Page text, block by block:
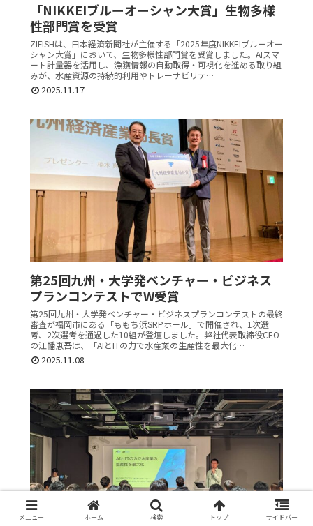
「NIKKEIブルーオーシャン大賞」生物多様
性部門賞を受賞
ZIFISHは、日本経済新聞社が主催する「2025年度NIKKEIブルーオー
シャン大賞」において、生物多様性部門賞を受賞しました。AIスマ
ート計量器を活用し、漁獲情報の自動取得・可視化を進める取り組
みが、水産資源の持続的利用やトレーサビリテ…
2025.11.17
第25回九州・大学発ベンチャー・ビジネス
プランコンテストでW受賞
第25回九州・大学発ベンチャー・ビジネスプランコンテストの最終
審査が福岡市にある「ももち浜SRPホール」で開催され、1次選
考、2次選考を通過した10組が登壇しました。弊社代表取締役CEO
の江幡恵吾は、「AIとITの力で水産業の生産性を最大化…
2025.11.08
メニュー ホーム 検索 トップ サイドバー